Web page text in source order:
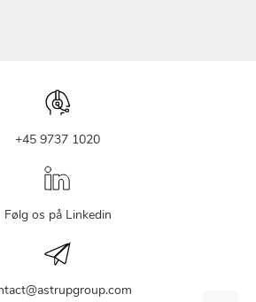
+45 9737 1020
Følg os på Linkedin